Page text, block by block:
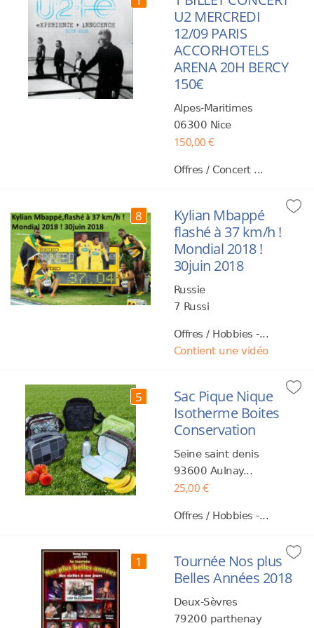
U2 MERCREDI
12/09 PARIS
ACCORHOTELS
ARENA 20H BERCY
150€
Alpes-Maritimes
06300 Nice
150,00 €
Offres / Concert ...
8
Kylian Mbappé
flashé à 37 km/h !
Mondial 2018 !
30juin 2018
Russie
7 Russi
Offres / Hobbies -...
Contient une vidéo
5
Sac Pique Nique
Isotherme Boites
Conservation
Seine saint denis
93600 Aulnay...
25,00 €
Offres / Hobbies -...
1
Tournée Nos plus
Belles Années 2018
Deux-Sèvres
79200 parthenay